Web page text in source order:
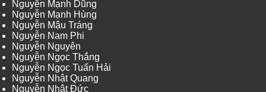
Nguyễn Mạnh Dũng
Nguyễn Mạnh Hùng
Nguyễn Mậu Tráng
Nguyễn Nam Phi
Nguyễn Nguyên
Nguyễn Ngọc Thắng
Nguyễn Ngọc Tuấn Hải
Nguyễn Nhật Quang
Nguyễn Nhật Đức